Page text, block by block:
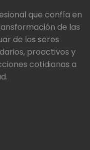
que confía en
de las
de los seres
proactivos y
cotidianas a